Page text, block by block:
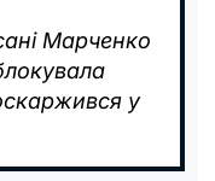
Марченко
у